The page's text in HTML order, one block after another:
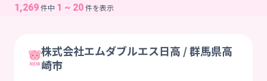
1,269件中 1 ~ 20件を表示
株式会社エムダブルエス日高 / 群馬県高
崎市